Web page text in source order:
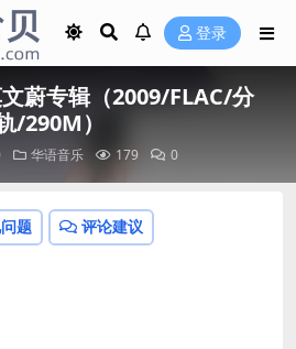
登录
蔚专辑（2009/FLAC/分
/290M）
华语音乐 179 0
题 评论建议